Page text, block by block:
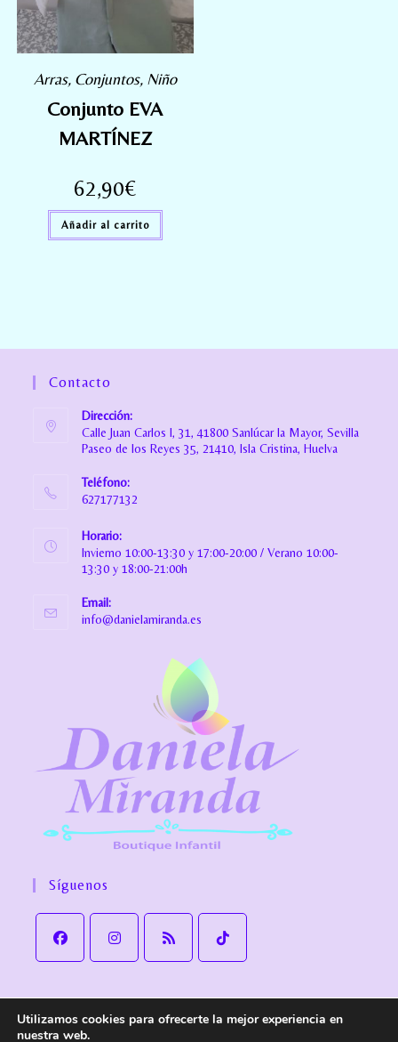
Arras, Conjuntos, Niño
Conjunto EVA
MARTÍNEZ
62,90€
Añadir al carrito
Contacto
Dirección:
Calle Juan Carlos I, 31, 41800 Sanlúcar la Mayor, Sevilla
Paseo de los Reyes 35, 21410, Isla Cristina, Huelva
Teléfono:
627177132
Horario:
Invierno 10:00-13:30 y 17:00-20:00 / Verano 10:00-
13:30 y 18:00-21:00h
Email:
info@danielamiranda.es
Síguenos
Aviso Legal Política de Privacidad
Política de cookies
Utilizamos cookies para ofrecerte la mejor experiencia en
nuestra web.